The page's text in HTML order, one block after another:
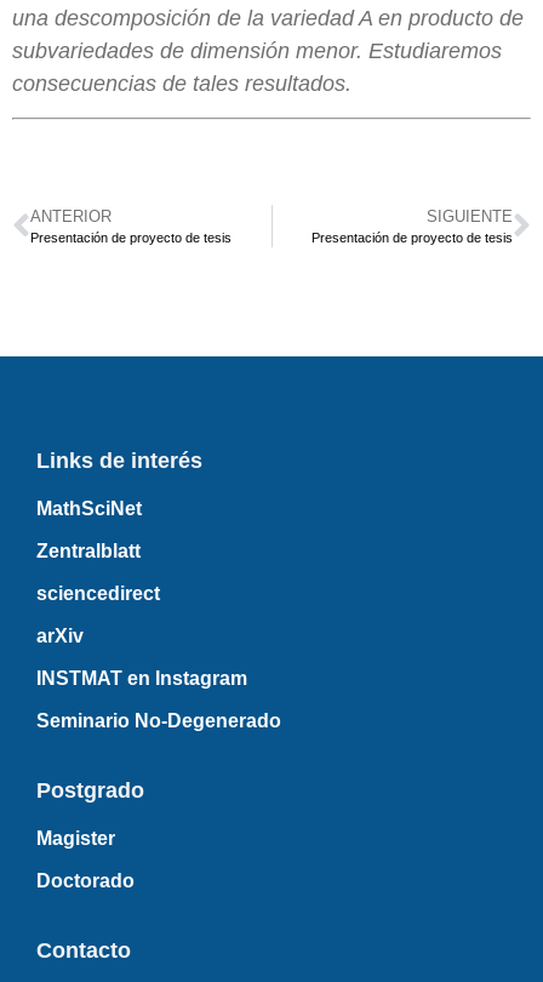
una descomposición de la variedad A en producto de
subvariedades de dimensión menor. Estudiaremos
consecuencias de tales resultados.
ANTERIOR
Presentación de proyecto de tesis
SIGUIENTE
Presentación de proyecto de tesis
Links de interés
MathSciNet
Zentralblatt
sciencedirect
arXiv
INSTMAT en Instagram
Seminario No-Degenerado
Postgrado
Magister
Doctorado
Contacto